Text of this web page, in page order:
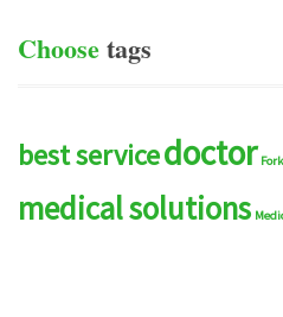
Choosetags
best servicedoctor
medical solutions